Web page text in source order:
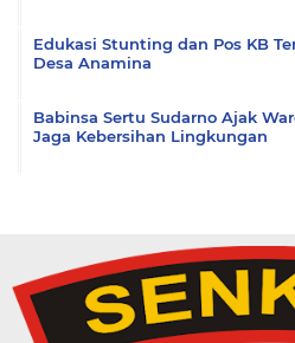
Edukasi Stunting dan Pos KB
Desa Anamina
Babinsa Sertu Sudarno Ajak
Jaga Kebersihan Lingkungan